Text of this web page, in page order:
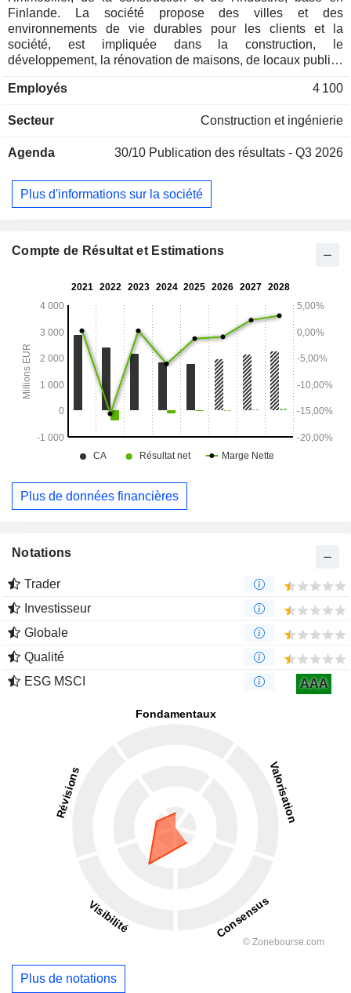
Finlande. La société propose des villes et des
environnements de vie durables pour les clients et la
société, est impliquée dans la construction, le
développement, la rénovation de maisons, de locaux publics
opère dans trois secteurs d'activité : Logement, Locaux
Logement comprend le développement et la construction
résidences de loisirs. Le segment des locaux commerciaux
construction résidentielle. Le segment Infrastructure
développe et construit des infrastructures de transport, des
Employés 4 100
Secteur Construction et ingénierie
Agenda 30/10 Publication des résultats - Q3 2026
Plus d'informations sur la société
Compte de Résultat et Estimations
Plus de données financières
Notations
Trader
Investisseur
Globale
Qualité
ESG MSCI
AAA
Plus de notations